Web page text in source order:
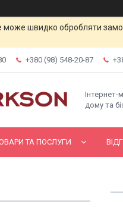
може швидко обробляти
+380 (98) 548-20-87
Інтернет-
дому та
ТА ПОСЛУГИ